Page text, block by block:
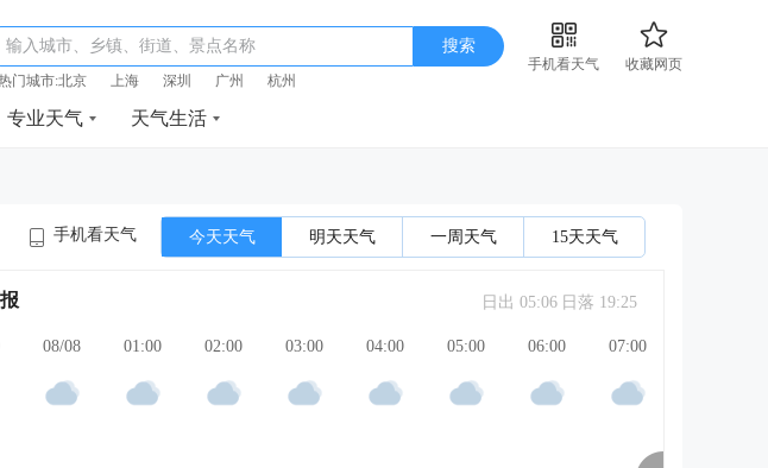
输入城市、乡镇、街道、景点名称 搜索
手机看天气
收藏网页
门城市:北京 上海 深圳 广州 杭州
专业天气 天气生活
手机看天气 今天天气 明天天气 一周天气 15天天气
日出 05:06 日落 19:25
08/08 01:00 02:00 03:00 04:00 05:00 06:00 07:00